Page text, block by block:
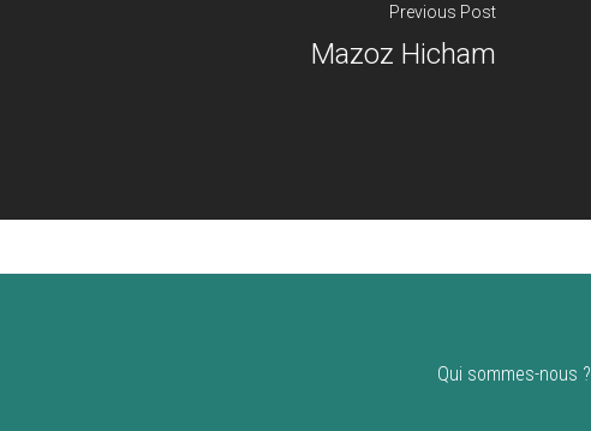
Previous Post
Mazoz Hicham
Qui sommes-nous ?